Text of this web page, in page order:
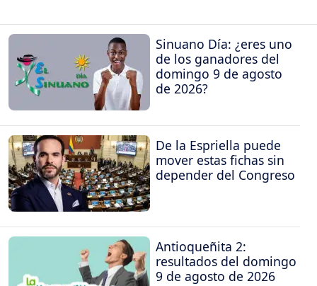
Sinuano Día: ¿eres uno
de los ganadores del
domingo 9 de agosto
de 2026?
De la Espriella puede
mover estas fichas sin
depender del Congreso
Antioqueñita 2:
resultados del domingo
9 de agosto de 2026